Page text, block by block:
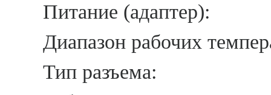
Питание
Диапазон
Тип